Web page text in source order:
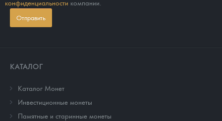
конфиденциальности компании.
Отправить
КАТАЛОГ
Каталог Монет
Инвестиционные монеты
Памятные и старинные монеты